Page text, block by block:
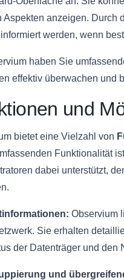
Aspekten anzeigen. Durch
werden, wenn
haben Sie
effektiv überwachen und
und
bietet eine Vielzahl von
Funktionalität
dabei unterstützt,
Observium
Sie erhalten
der Datenträger und den
und